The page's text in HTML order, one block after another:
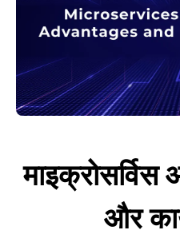
माइक्रोसर्विस
और